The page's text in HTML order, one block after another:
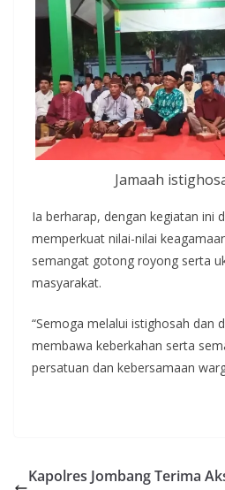
Jamaah
Ia berharap, dengan kegiatan ini
memperkuat nilai-nilai
semangat gotong royong serta
masyarakat.
“Semoga melalui istighosah dan
membawa keberkahan serta
persatuan dan kebersamaan
Kapolres Jombang Terima